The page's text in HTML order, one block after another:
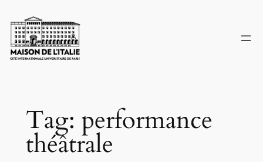
to
content
Tag: performance
théâtrale